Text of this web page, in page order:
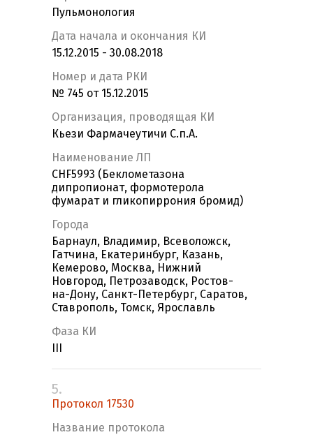
Пульмонология
Дата начала и окончания КИ
15.12.2015 - 30.08.2018
Номер и дата РКИ
№ 745 от 15.12.2015
Организация, проводящая КИ
Кьези Фармачеутичи С.п.А.
Наименование ЛП
CHF5993 (Беклометазона
дипропионат, формотерола
фумарат и гликопиррония бромид)
Города
Барнаул, Владимир, Всеволожск,
Гатчина, Екатеринбург, Казань,
Кемерово, Москва, Нижний
Новгород, Петрозаводск, Ростов-
на-Дону, Санкт-Петербург, Саратов,
Ставрополь, Томск, Ярославль
Фаза КИ
5.
Протокол 17530
Название протокола